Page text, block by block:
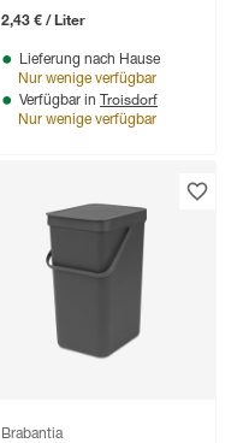
2,43 € / Liter
Lieferung nach Hause
Nur wenige verfügbar
Verfügbar in Troisdorf
Nur wenige verfügbar
Brabantia